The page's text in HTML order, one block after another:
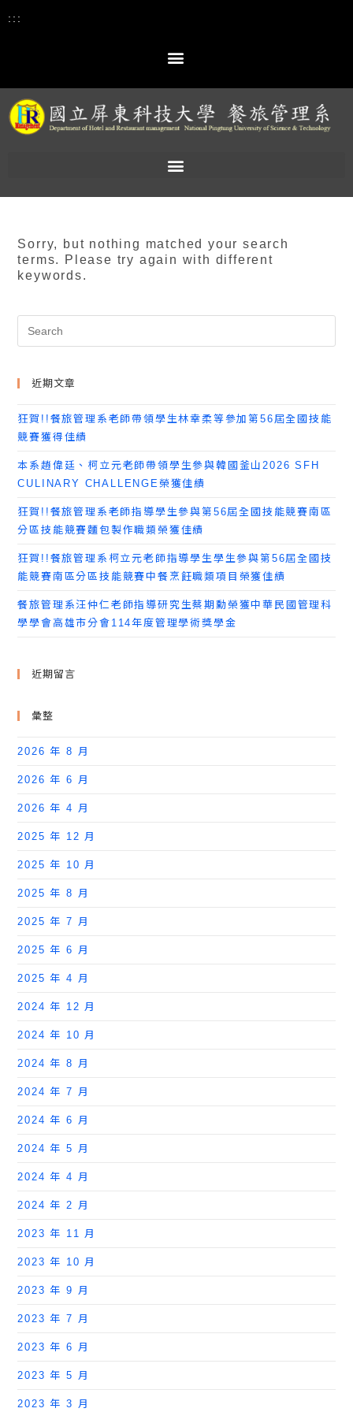
:::
Sorry, but nothing matched your search
terms. Please try again with different
keywords.
近期文章
狂賀!!餐旅管理系老師帶領學生林幸柔等參加第56屆全國技能
競賽獲得佳績
本系趙偉廷、柯立元老師帶領學生參與韓國釜山2026 SFH
CULINARY CHALLENGE榮獲佳績
狂賀!!餐旅管理系老師指導學生參與第56屆全國技能競賽南區
分區技能競賽麵包製作職類榮獲佳績
狂賀!!餐旅管理系柯立元老師指導學生學生參與第56屆全國技
能競賽南區分區技能競賽中餐烹飪職類項目榮獲佳績
餐旅管理系汪仲仁老師指導研究生蔡期勳榮獲中華民國管理科
學學會高雄市分會114年度管理學術獎學金
近期留言
彙整
2026 年 8 月
2026 年 6 月
2026 年 4 月
2025 年 12 月
2025 年 10 月
2025 年 8 月
2025 年 7 月
2025 年 6 月
2025 年 4 月
2024 年 12 月
2024 年 10 月
2024 年 8 月
2024 年 7 月
2024 年 6 月
2024 年 5 月
2024 年 4 月
2024 年 2 月
2023 年 11 月
2023 年 10 月
2023 年 9 月
2023 年 7 月
2023 年 6 月
2023 年 5 月
2023 年 3 月